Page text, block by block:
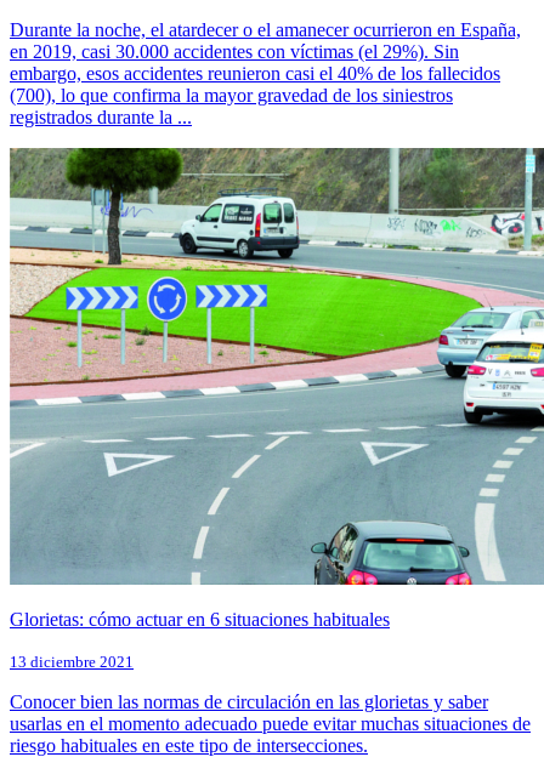
Durante la noche, el atardecer o el amanecer ocurrieron en España,
en 2019, casi 30.000 accidentes con víctimas (el 29%). Sin
embargo, esos accidentes reunieron casi el 40% de los fallecidos
(700), lo que confirma la mayor gravedad de los siniestros
registrados durante la ...
Glorietas: cómo actuar en 6 situaciones habituales
13 diciembre 2021
Conocer bien las normas de circulación en las glorietas y saber
usarlas en el momento adecuado puede evitar muchas situaciones de
riesgo habituales en este tipo de intersecciones.